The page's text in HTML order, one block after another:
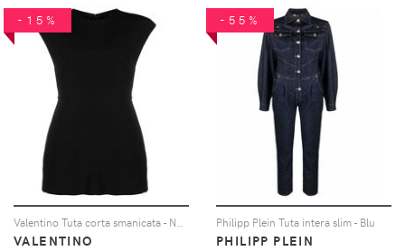
-15%
Valentino Tuta corta smanicata - Nero
VALENTINO
-55%
Philipp Plein Tuta intera slim - Blu
PHILIPP PLEIN